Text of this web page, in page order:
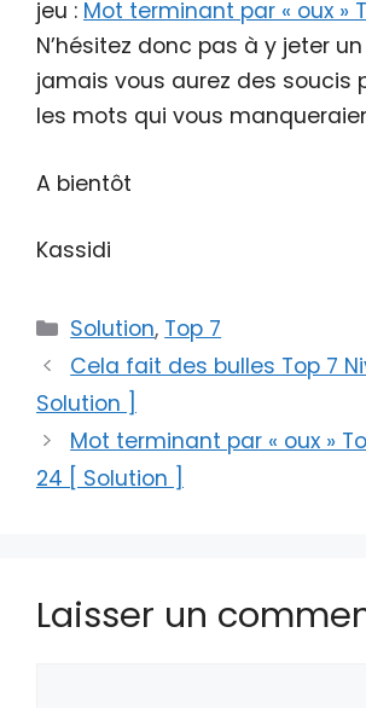
jeu : Mot terminant par « oux »
N’hésitez donc pas à y jeter
jamais vous aurez des soucis
les mots qui vous
A bientôt
Kassidi
Catégories
Solution, Top 7
Cela fait des bulles Top 7
Solution ]
Mot terminant par « oux »
24 [ Solution ]
Laisser un